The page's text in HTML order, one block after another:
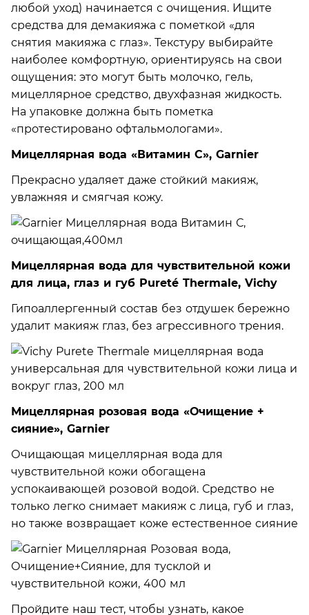
любой уход) начинается с очищения. Ищите
средства для демакияжа с пометкой «для
снятия макияжа с глаз». Текстуру выбирайте
наиболее комфортную, ориентируясь на свои
ощущения: это могут быть молочко, гель,
мицеллярное средство, двухфазная жидкость.
На упаковке должна быть пометка
«протестировано офтальмологами».
Мицеллярная вода «Витамин С», Garnier
Прекрасно удаляет даже стойкий макияж,
увлажняя и смягчая кожу.
Мицеллярная вода для чувствительной кожи
для лица, глаз и губ Pureté Thermale, Vichy
Гипоаллергенный состав без отдушек бережно
удалит макияж глаз, без агрессивного трения.
Мицеллярная розовая вода «Очищение +
сияние», Garnier
Очищающая мицеллярная вода для
чувствительной кожи обогащена
успокаивающей розовой водой. Средство не
только легко снимает макияж с лица, губ и глаз,
но также возвращает коже естественное сияние
Пройдите наш тест, чтобы узнать, какое